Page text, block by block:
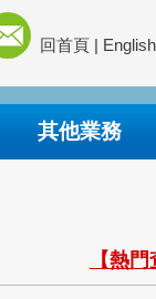
回首頁 | English
其他業務
【熱